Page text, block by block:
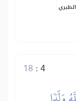
الطبري
4
:
18